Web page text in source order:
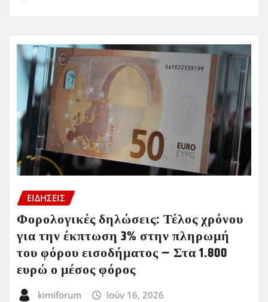
ΕΙΔΗΣΕΙΣ
Φορολογικές δηλώσεις: Τέλος χρόνου
για την έκπτωση 3% στην πληρωμή
του φόρου εισοδήματος – Στα 1.800
ευρώ ο μέσος φόρος
kimiforum Ιούν 16, 2026